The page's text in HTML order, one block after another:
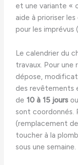
et une variante «
aide à prioriser
pour les imprévus
Le calendrier du
travaux. Pour
dépose,
des revêtements
de 10 à 15 jours
sont coordonnés.
(remplacement
toucher à la
sous une semaine.